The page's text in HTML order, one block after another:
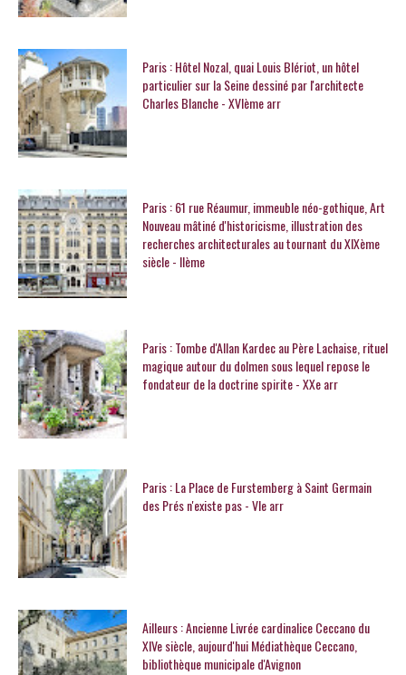
Paris : Hôtel Nozal, quai Louis Blériot, un hôtel
particulier sur la Seine dessiné par l'architecte
Charles Blanche - XVIème arr
Paris : 61 rue Réaumur, immeuble néo-gothique, Art
Nouveau mâtiné d'historicisme, illustration des
recherches architecturales au tournant du XIXème
siècle - IIème
Paris : Tombe d'Allan Kardec au Père Lachaise, rituel
magique autour du dolmen sous lequel repose le
fondateur de la doctrine spirite - XXe arr
Paris : La Place de Furstemberg à Saint Germain
des Prés n'existe pas - VIe arr
Ailleurs : Ancienne Livrée cardinalice Ceccano du
XIVe siècle, aujourd'hui Médiathèque Ceccano,
bibliothèque municipale d'Avignon